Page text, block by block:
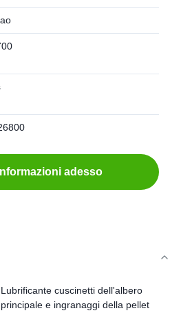
adesso
Lubrificante cuscinetti dell'albero
principale e ingranaggi della pellet